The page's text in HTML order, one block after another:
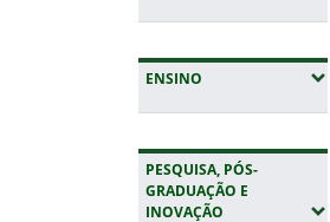
ENSINO (EXPANDIR
PESQUISA, PÓS-
GRADUAÇÃO E
INOVAÇÃO (EXPANDIR